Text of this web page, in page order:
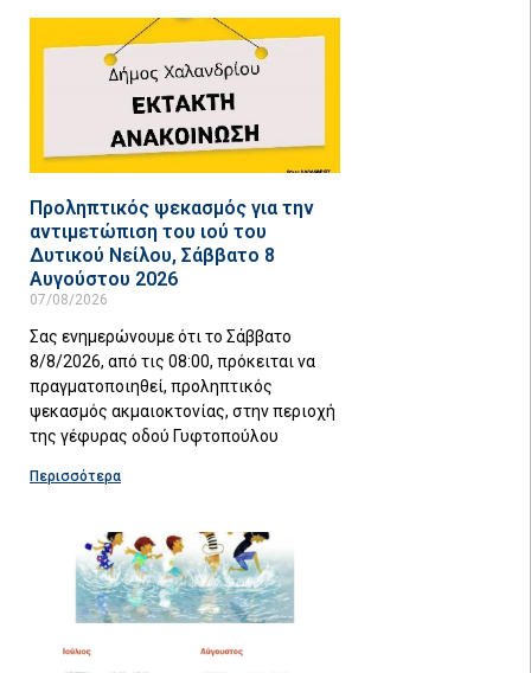
Προληπτικός ψεκασμός για την
αντιμετώπιση του ιού του
Δυτικού Νείλου, Σάββατο 8
Αυγούστου 2026
07/08/2026
Σας ενημερώνουμε ότι το Σάββατο
8/8/2026, από τις 08:00, πρόκειται να
πραγματοποιηθεί, προληπτικός
ψεκασμός ακμαιοκτονίας, στην περιοχή
της γέφυρας οδού Γυφτοπούλου
Περισσότερα